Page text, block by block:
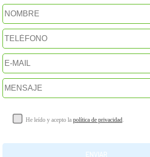
He leído y acepto la política de privacidad.